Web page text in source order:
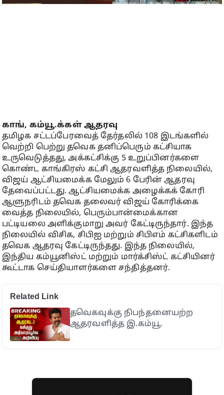
காங், கம்யூ.க்கள் ஆதரவு
தமிழக சட்டப்பேரவைத் தேர்தலில் 108 இடங்களில்
வெற்றி பெற்று தவெக தனிப்பெரும் கட்சியாக
உருவெடுத்தது, அக்கட்சிக்கு 5 உறுப்பினர்களை
கொண்ட காங்கிரஸ் கட்சி ஆதரவளித்த நிலையில்,
விஜய் ஆட்சியமைக்க மேலும் 6 பேரின் ஆதரவு
தேவைப்பட்டது. ஆட்சியமைக்க அழைக்கக் கோரி
ஆளுநரிடம் தவெக தலைவர் விஜய் கோரிக்கை
வைத்த நிலையில், பெரும்பான்மைக்கான
பட்டியலை அளிக்குமாறு அவர் கேட்டிருந்தார். இந்த
நிலையில் விசிக, சிபிஐ மற்றும் சிபிஎம் கட்சிகளிடம்
தவெக ஆதரவு கேட்டிருந்தது. இந்த நிலையில்,
இந்திய கம்யூனிஸ்ட் மற்றும் மார்க்சிஸ்ட் கட்சியினர்
கூட்டாக செய்தியாளர்களை சந்தித்தனர்.
Related Link
தவெகவுக்கு நிபந்தனையற்ற
ஆதரவளித்த இ.கம்யூ.